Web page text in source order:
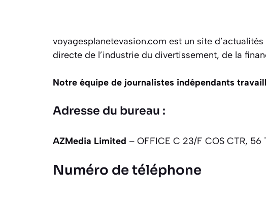
voyagesplanetevasion.com est un site
directe de l’industrie du divertissement, de la
Notre équipe de journalistes indépendants
Adresse du bureau :
AZMedia Limited – OFFICE C 23/F COS CTR, 56
Numéro de téléphone